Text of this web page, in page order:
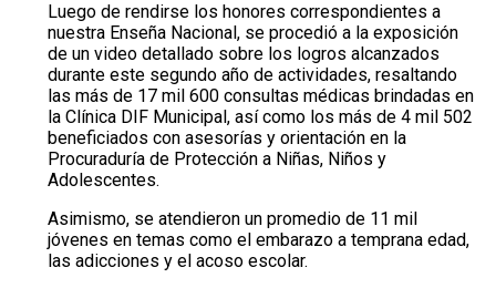
Luego de rendirse los honores correspondientes a
nuestra Enseña Nacional, se procedió a la exposición
de un video detallado sobre los logros alcanzados
durante este segundo año de actividades, resaltando
las más de 17 mil 600 consultas médicas brindadas en
la Clínica DIF Municipal, así como los más de 4 mil 502
beneficiados con asesorías y orientación en la
Procuraduría de Protección a Niñas, Niños y
Adolescentes.
Asimismo, se atendieron un promedio de 11 mil
jóvenes en temas como el embarazo a temprana edad,
las adicciones y el acoso escolar.